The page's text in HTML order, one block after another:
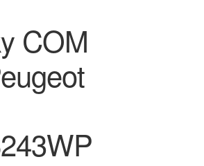
COM